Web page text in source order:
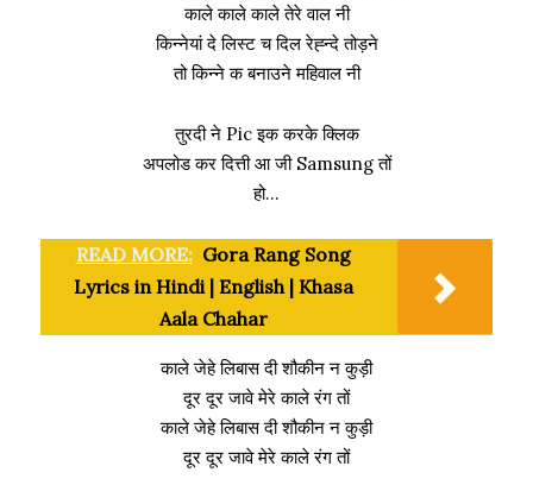
काले काले काले तेरे वाल नी
किन्नेयां दे लिस्ट च दिल रेह्न्दे तोड़ने
तो किन्ने क बनाउने महिवाल नी
तुरदी ने Pic इक करके क्लिक
अपलोड कर दित्ती आ जी Samsung तों
हो…
READ MORE: Gora Rang Song
Lyrics in Hindi | English | Khasa
Aala Chahar
काले जेहे लिबास दी शौकीन न कुड़ी
दूर दूर जावे मेरे काले रंग तों
काले जेहे लिबास दी शौकीन न कुड़ी
दूर दूर जावे मेरे काले रंग तों